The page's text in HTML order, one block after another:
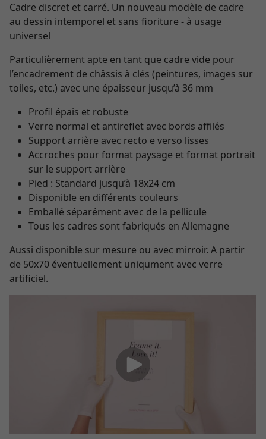
Cadre discret et carré. Un nouveau modèle de cadre
au dessin intemporel et sans fioriture - à usage
universel
Particulièrement apte en tant que cadre vide pour
l’encadrement de châssis à clés (peintures, images sur
toiles, etc.) avec une épaisseur jusqu’à 36 mm
Profil épais et robuste
Verre normal et antireflet avec bords affilés
Support arrière avec recto e verso lisses
Accroches pour format paysage et format portrait
sur le support arrière
Pied : Standard jusqu’à 18x24 cm
Disponible en différents couleurs
Emballé séparément avec de la pellicule
Tous les cadres sont fabriqués en Allemagne
Aussi disponible sur mesure ou avec mirroir. A partir
de 50x70 éventuellement uniqument avec verre
artificiel.